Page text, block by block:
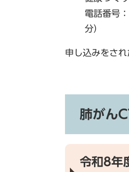
電話番号
分）
申し込みをさ
肺がん
令和8